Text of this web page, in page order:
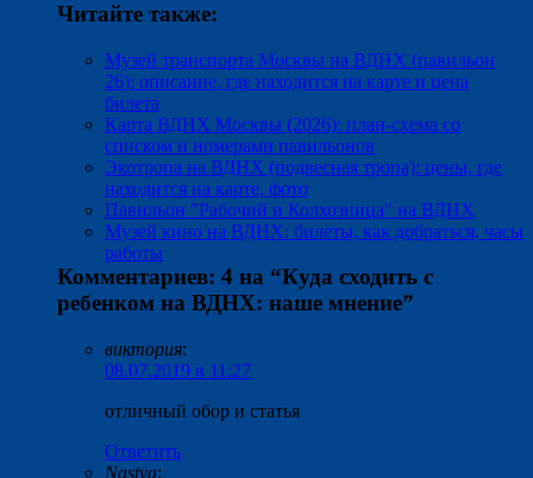
Читайте также:
Музей транспорта Москвы на ВДНХ (павильон
26): описание, где находится на карте и цена
билета
Карта ВДНХ Москвы (2026): план-схема со
списком и номерами павильонов
Экотропа на ВДНХ (подвесная тропа): цены, где
находится на карте, фото
Павильон "Рабочий и Колхозница" на ВДНХ
Музей кино на ВДНХ: билеты, как добраться, часы
работы
Комментариев: 4 на “Куда сходить с
ребенком на ВДНХ: наше мнение”
виктория:
08.07.2019 в 11:27
отличный обор и статья
Ответить
Nastya: